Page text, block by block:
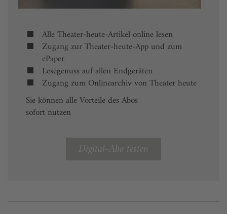
Alle Theater-heute-Artikel online lesen
Zugang zur Theater-heute-App und zum
ePaper
Lesegenuss auf allen Endgeräten
Zugang zum Onlinearchiv von Theater heute
Sie können alle Vorteile des Abos
sofort nutzen
Digital-Abo testen